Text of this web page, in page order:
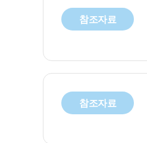
참조자료
참조자료